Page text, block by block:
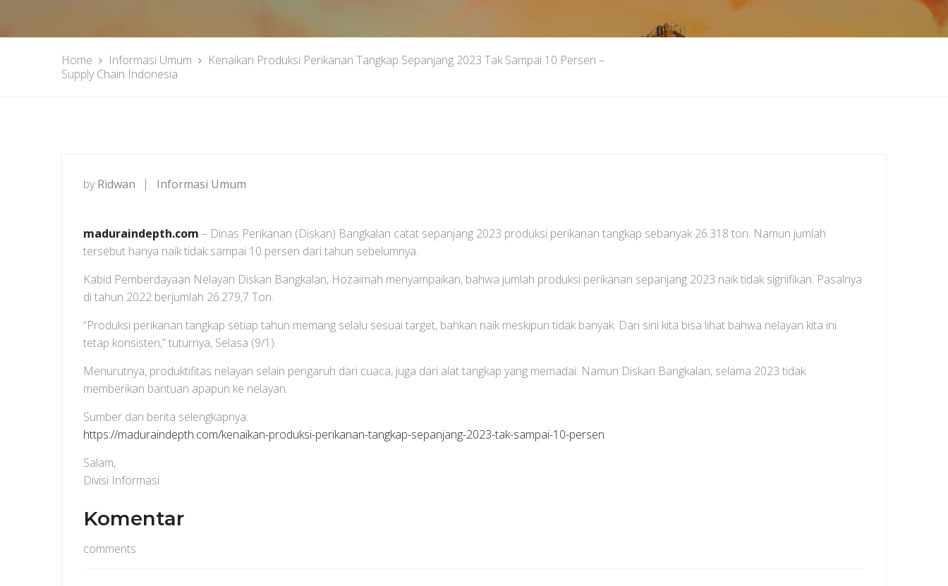
Home Informasi Umum
Kenaikan Produksi Perikanan Tangkap Sepanjang 2023 Tak Sampai 10 Persen –
Supply Chain Indonesia
by Ridwan Informasi Umum
maduraindepth.com – Dinas Perikanan (Diskan) Bangkalan catat sepanjang 2023 produksi perikanan tangkap sebanyak 26.318 ton. Namun jumlah
tersebut hanya naik tidak sampai 10 persen dari tahun sebelumnya.
Kabid Pemberdayaan Nelayan Diskan Bangkalan, Hozaimah menyampaikan, bahwa jumlah produksi perikanan sepanjang 2023 naik tidak signifikan. Pasalnya
di tahun 2022 berjumlah 26.279,7 Ton.
“Produksi perikanan tangkap setiap tahun memang selalu sesuai target, bahkan naik meskipun tidak banyak. Dari sini kita bisa lihat bahwa nelayan kita ini
tetap konsisten,” tuturnya, Selasa (9/1).
Menurutnya, produktifitas nelayan selain pengaruh dari cuaca, juga dari alat tangkap yang memadai. Namun Diskan Bangkalan, selama 2023 tidak
memberikan bantuan apapun ke nelayan.
Sumber dan berita selengkapnya:
https://maduraindepth.com/kenaikan-produksi-perikanan-tangkap-sepanjang-2023-tak-sampai-10-persen
Salam,
Divisi Informasi
Komentar
comments